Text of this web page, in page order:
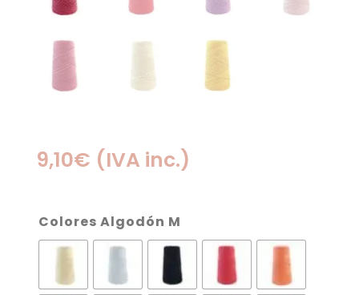
9,10€ (IVA inc.)
Colores Algodón M